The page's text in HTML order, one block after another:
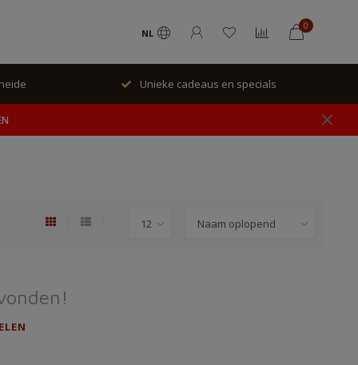
NL
0
Unieke cadeaus en specials